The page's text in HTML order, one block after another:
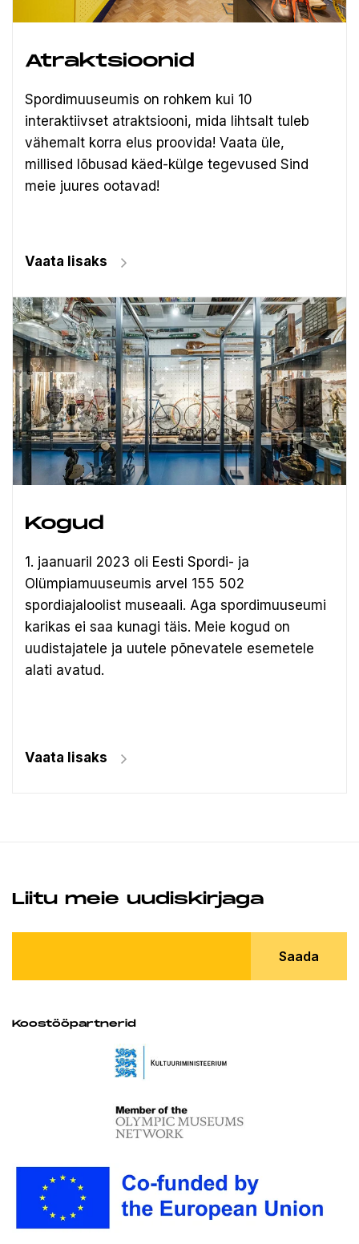
Atraktsioonid
Spordimuuseumis on rohkem kui 10
interaktiivset atraktsiooni, mida lihtsalt tuleb
vähemalt korra elus proovida! Vaata üle,
millised lõbusad käed-külge tegevused Sind
meie juures ootavad!
Vaata lisaks
Kogud
1. jaanuaril 2023 oli Eesti Spordi- ja
Olümpiamuuseumis arvel 155 502
spordiajaloolist museaali. Aga spordimuuseumi
karikas ei saa kunagi täis. Meie kogud on
uudistajatele ja uutele põnevatele esemetele
alati avatud.
Vaata lisaks
Liitu meie uudiskirjaga
Saada
Koostööpartnerid